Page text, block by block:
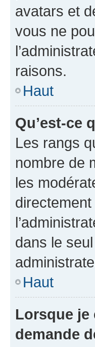
avatars et
vous ne
raisons.
Haut
Qu’est-ce
Les rangs
nombre de
les
directement
dans le
Haut
Lorsque je
demande